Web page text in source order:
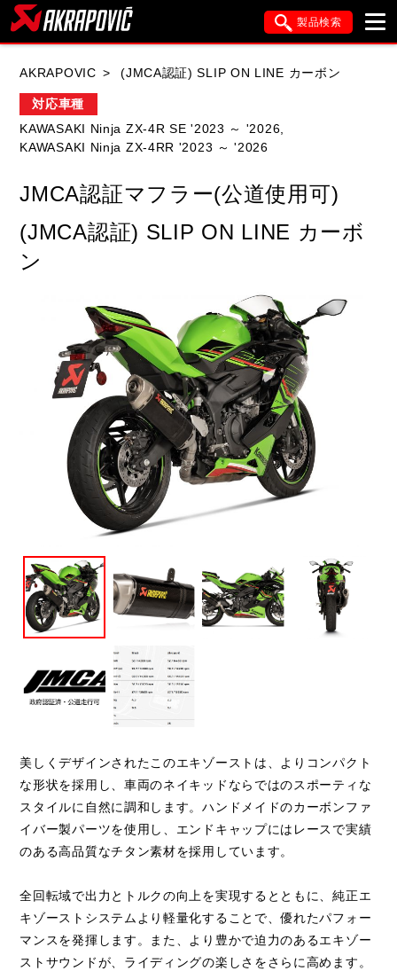
製品検索
KAWASAKI APRILIA BMW DUCATI
FANTIC GASGAS GILERA
ITALJET KIMCO KTM MOTO GUZZI
PIAGGIO SYM TRIUMPH VESPA
閉じる
AKRAPOVIC (JMCA認証) SLIP ON LINE カーボン
対応車種
KAWASAKI Ninja ZX-4R SE '2023 ～ '2026,
KAWASAKI Ninja ZX-4RR '2023 ～ '2026
JMCA認証マフラー(公道使用可)
(JMCA認証) SLIP ON LINE カーボ
ン
美しくデザインされたこのエキゾーストは、よりコンパクト
な形状を採用し、車両のネイキッドならではのスポーティな
スタイルに自然に調和します。ハンドメイドのカーボンファ
イバー製パーツを使用し、エンドキャップにはレースで実績
のある高品質なチタン素材を採用しています。
全回転域で出力とトルクの向上を実現するとともに、純正エ
キゾーストシステムより軽量化することで、優れたパフォー
マンスを発揮します。また、より豊かで迫力のあるエキゾー
ストサウンドが、ライディングの楽しさをさらに高めます。